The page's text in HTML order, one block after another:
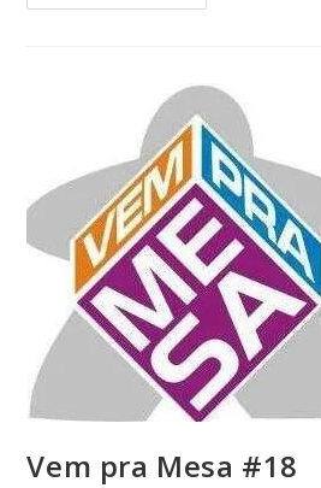
Vem pra Mesa #18